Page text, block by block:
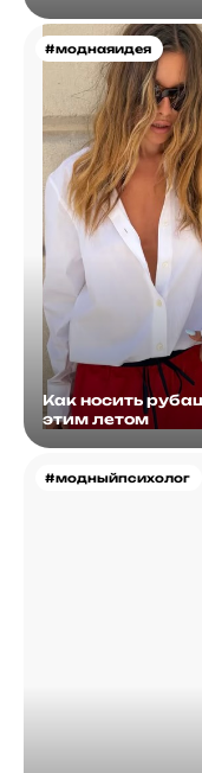
#моднаяидея
Как носить
этим летом
#модныйпсихолог